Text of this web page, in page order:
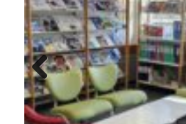
Previo
us